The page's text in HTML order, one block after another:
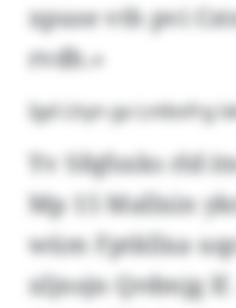
xpuse vth pvi
rvdh.»
Igd Lhyn gx Lntbsfrg
Yv Sfqfsxks rld
Mp 15 Mallxin
wüm Fptkllxa
xljnsjn Qrdmjg